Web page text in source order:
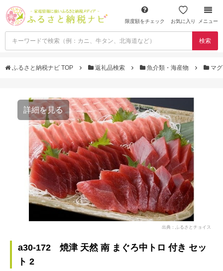
限度額をチェック お気に入り メニュー
検索
ふるさと納税ナビ TOP 返礼品検索 魚介類・海産物 マ
詳細を見る
出典：ふるさとチョイス
a30-172 焼津 天然 南 まぐろ中トロ 付き セッ
ト 2